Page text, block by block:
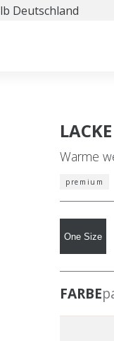
Deutschland
Warme
premium
One Size
FARBE